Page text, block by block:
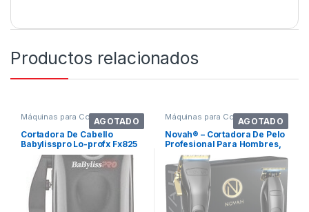
Productos relacionados
AGOTADO
Máquinas para Cortar Cabello
Cortadora De Cabello
Babylisspro Lo-profx Fx825
AGOTADO
Máquinas para Cortar Cabello
Novah® – Cortadora De Pelo
Profesional Para Hombres,
Corta. Color Serie Barber –
Oro